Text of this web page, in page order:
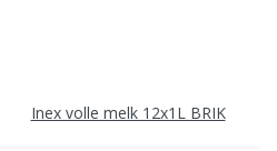
Inex volle melk 12x1L BRIK